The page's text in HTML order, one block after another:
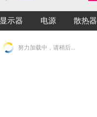
散热器
显示器 电源
努力加载中，请稍后...